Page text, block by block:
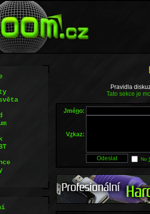
Pravidla
Tato sekce je
Jméno:
Vzkaz:
No